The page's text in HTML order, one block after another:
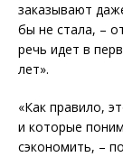
заказывают
бы не стала, –
речь идет в
лет».
«Как правило,
и которые
сэкономить, –